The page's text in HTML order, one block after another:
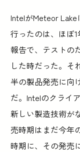
IntelがMeteor
行ったのは、ほぼ
報告で、テストの
した時だった。そ
半の製品発売に向
だ。Intelのクライ
新しい製造技術が
売時期はまだ今年
時期に、その発売